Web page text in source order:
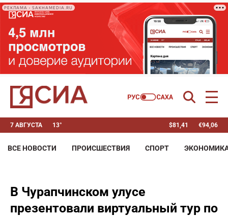
РЕКЛАМА • SAKHAMEDIA.RU
7 АВГУСТА 13° $81,41 €94,06
ВСЕ НОВОСТИ ПРОИСШЕСТВИЯ СПОРТ
В Чурапчинском улусе
презентовали виртуальный тур по